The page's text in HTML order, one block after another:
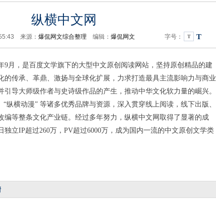
纵横中文网
来源： 爆侃网文综合整理 编辑： 爆侃网文 字号： T T
9月，是百度文学旗下的大型中文原创阅读网站，坚持原创精品的建
的传承、革鼎、激扬与全球化扩展，力求打造最具主流影响力与商业
引导大师级作者与史诗级作品的产生，推动中华文化软力量的崛兴。
纵横动漫” 等诸多优秀品牌与资源，深入贯穿线上阅读，线下出版、
编等整条文化产业链。经过多年努力，纵横中文网取得了显著的成
独立IP超过260万，PV超过6000万，成为国内一流的中文原创文学类